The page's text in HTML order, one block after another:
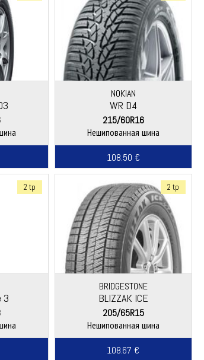
NOKIAN
WR D4
215/60R16
Нешипованная шина
108.50 €
2 tp
3
2 tp
BRIDGESTONE
BLIZZAK ICE
205/65R15
Нешипованная шина
108.67 €